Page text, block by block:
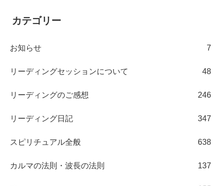
カテゴリー
お知らせ 7
リーディングセッションについて 48
リーディングのご感想 246
リーディング日記 347
スピリチュアル全般 638
カルマの法則・波長の法則 137